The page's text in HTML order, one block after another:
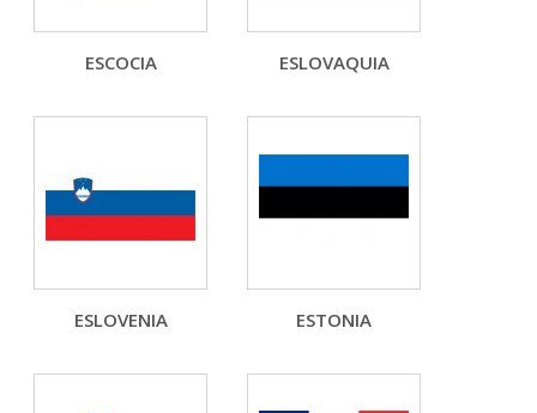
ESCOCIA ESLOVAQUIA
ESLOVENIA ESTONIA